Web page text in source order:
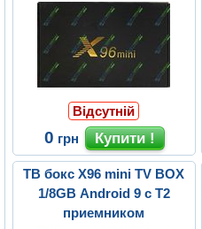
Відсутній
0 грн
ТВ бокс X96 mini TV BOX
1/8GB Android 9 с Т2
приемником